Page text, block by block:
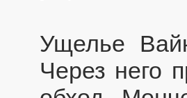
Ущелье
Через него